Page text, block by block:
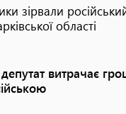
зірвали
області
витрачає